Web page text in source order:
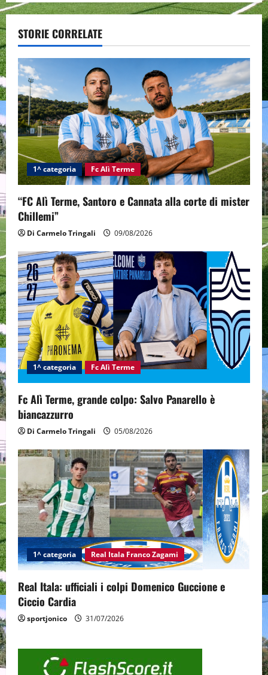
a
v
i
g
a
t
i
o
n
STORIE CORRELATE
1^ categoria Fc Alì Terme
“FC Alì Terme, Santoro e Cannata alla corte di mister
Chillemi”
Di Carmelo Tringali 09/08/2026
1^ categoria Fc Alì Terme
Fc Alì Terme, grande colpo: Salvo Panarello è
biancazzurro
Di Carmelo Tringali 05/08/2026
1^ categoria Real Itala Franco Zagami
Real Itala: ufficiali i colpi Domenico Guccione e
Ciccio Cardia
sportjonico 31/07/2026